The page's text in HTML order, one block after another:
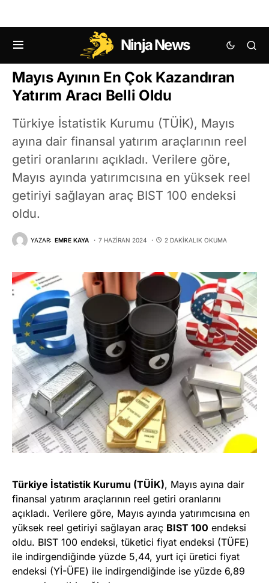
Ninja News
DÖVIZ HABERLERI EMTIA MAKRO EKONOMI HABERLERI
Mayıs Ayının En Çok Kazandıran
Yatırım Aracı Belli Oldu
Türkiye İstatistik Kurumu (TÜİK), Mayıs
ayına dair finansal yatırım araçlarının reel
getiri oranlarını açıkladı. Verilere göre,
Mayıs ayında yatırımcısına en yüksek reel
getiriyi sağlayan araç BIST 100 endeksi
oldu.
YAZAR: EMRE KAYA 7 HAZIRAN 2024 2 DAKIKALIK OKUMA
Türkiye İstatistik Kurumu (TÜİK), Mayıs ayına dair
finansal yatırım araçlarının reel getiri oranlarını
açıkladı. Verilere göre, Mayıs ayında yatırımcısına en
yüksek reel getiriyi sağlayan araç BIST 100 endeksi
oldu. BIST 100 endeksi, tüketici fiyat endeksi (TÜFE)
ile indirgendiğinde yüzde 5,44, yurt içi üretici fiyat
endeksi (Yİ-ÜFE) ile indirgendiğinde ise yüzde 6,89